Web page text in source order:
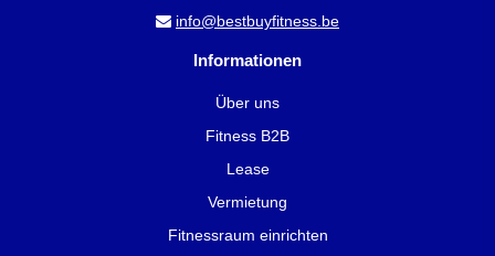
info@bestbuyfitness.be
Informationen
Über uns
Fitness B2B
Lease
Vermietung
Fitnessraum einrichten